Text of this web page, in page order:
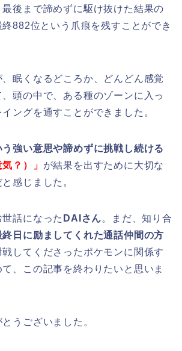
最後まで諦めずに駆け抜けた結果の
882位という爪痕を残すことができ
眠くなるどころか、どんどん感覚
頭の中で、ある種のゾーンに入っ
ングを通すことができました。
強い意思や諦めずに挑戦し続ける
？）」 が結果を出すために大切な
感じました。
話になった DAIさん。まだ、知り合
終日に励ましてくれた通話仲間の方
してくださったポケモンに関係す
、この記事を終わりたいと思いま
うございました。